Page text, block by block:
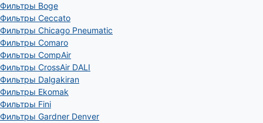
Фильтры Boge
Фильтры Ceccato
Фильтры Chicago Pneumatic
Фильтры Comaro
Фильтры CompAir
Фильтры CrossAir DALI
Фильтры Dalgakiran
Фильтры Ekomak
Фильтры Fini
Фильтры Gardner Denver